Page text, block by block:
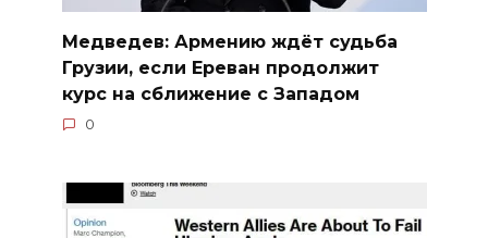
Медведев: Армению ждёт судьба
Грузии, если Ереван продолжит
курс на сближение с Западом
0